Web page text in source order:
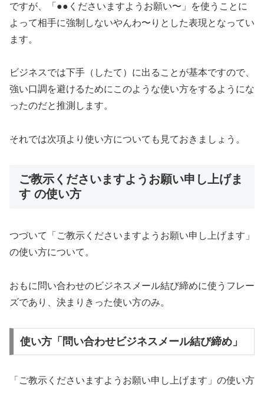
ですが、「●●くださいますようお願い〜」を使うことに
よって相手に強制しないやんわ〜りとした表現となってい
ます。
ビジネスでは下手（したて）に出ることが基本ですので、
強い口調を避けるためにこのような使い方をするようにな
ったのだと推測します。
それでは次項より使い方についても見ておきましょう。
ご教示くださいますようお願い申し上げま
す の使い方
つづいて「ご教示くださいますようお願い申し上げます」
の使い方について。
おもに問い合わせのビジネスメール結び締めに使うフレー
ズであり、決まりきった使い方のみ。
使い方「問い合わせビジネスメール結び締め」
「ご教示くださいますようお願い申し上げます」の使い方